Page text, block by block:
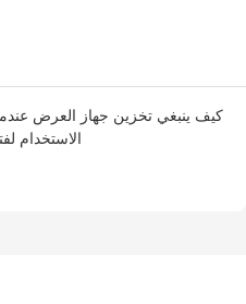
كيف ينبغي تخزين جهاز العرض
الاستخدام